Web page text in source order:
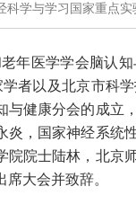
科学与学习国家重点实
年医学学会脑认
者以及北京市科
与健康分会的成立
炎，国家神经系统
院院士陆林，北京
席大会并致辞。